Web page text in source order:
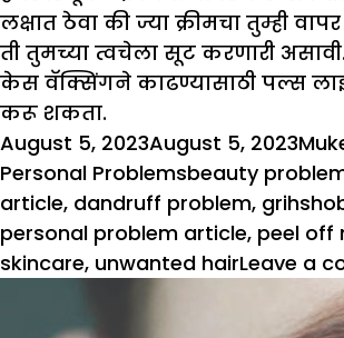
लक्षात ठेवा की ज्या क्रीमचा तुम्ही
ती तुमच्या त्वचेला सूट करणारी
केस वॅक्सिंगने काढण्यासाठी पल्स
करू शकता.
Posted
on
August 5, 2023August 5, 2023
Personal ProblemsTags
beauty
article, dandruff problem,
personal problem article, peel off
skincare, unwanted hairLeave a